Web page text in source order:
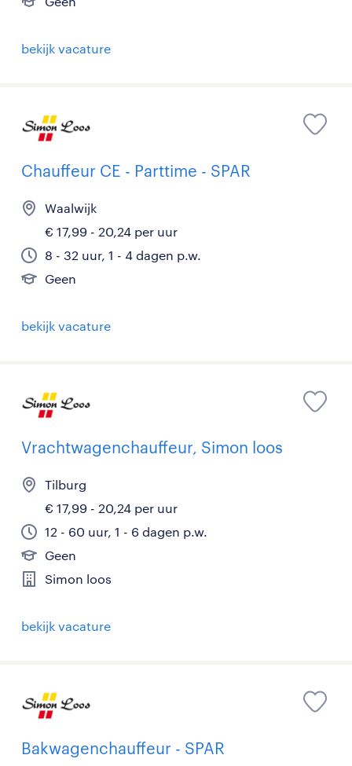
bekijk vacature
Chauffeur CE - Parttime - SPAR
Waalwijk
€ 17,99 - 20,24 per uur
8 - 32 uur, 1 - 4 dagen p.w.
Geen
bekijk vacature
Vrachtwagenchauffeur, Simon loos
Tilburg
€ 17,99 - 20,24 per uur
12 - 60 uur, 1 - 6 dagen p.w.
Geen
Simon loos
bekijk vacature
Bakwagenchauffeur - SPAR